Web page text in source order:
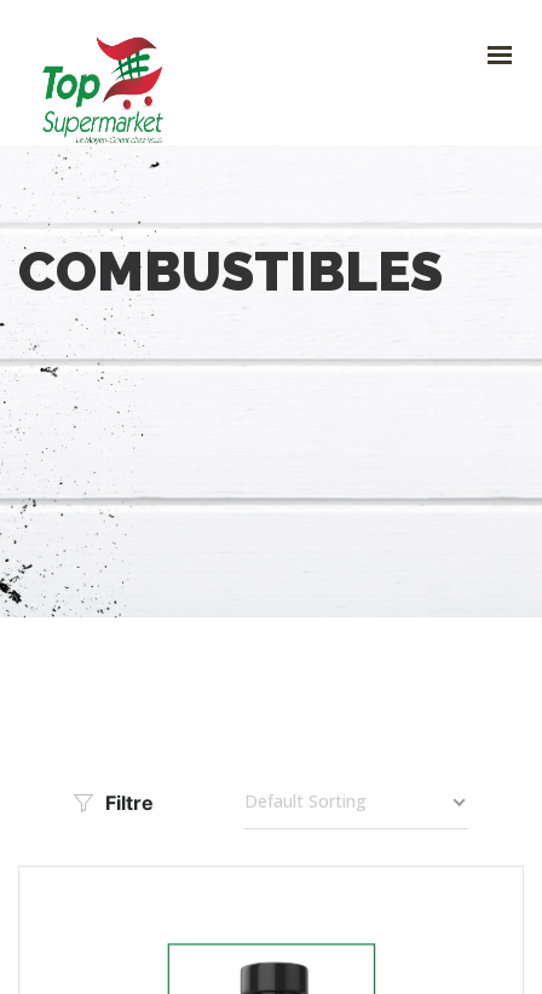
CONTACTEZ-NOUS
COMBUSTIBLES
Filtre Default Sorting